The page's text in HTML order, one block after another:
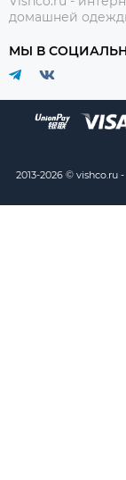
домашней
МЫ В
2013-2026 © vishco.ru